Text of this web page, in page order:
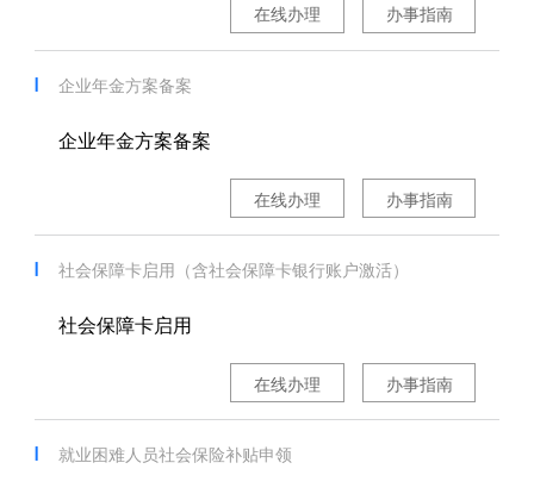
办事指南
在线办理
企业年金方案备案
企业年金方案备案
办事指南
在线办理
社会保障卡启用（含社会保障卡银行账户激活）
社会保障卡启用
办事指南
在线办理
就业困难人员社会保险补贴申领